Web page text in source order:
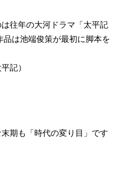
往年の大河ドラマ「太平記
品は池端俊策が最初に脚本を
記）
期も「時代の変り目」です